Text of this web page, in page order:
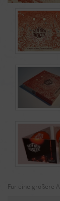
Für eine größere